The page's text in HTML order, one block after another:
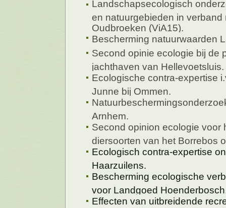
Landschapsecologisch
en natuurgebieden in verband
Oudbroeken (ViA15).
Bescherming natuurwaarden
Second opinie ecologie bij de
jachthaven van Hellevoetsluis.
Ecologische contra-expertise
Junne bij Ommen.
Arnhem.
Second opinion ecologie voor
diersoorten van het Borrebos
Ecologisch contra-expertise
Haarzuilens.
Bescherming ecologische
voor Landgoed
Effecten van uitbreidende